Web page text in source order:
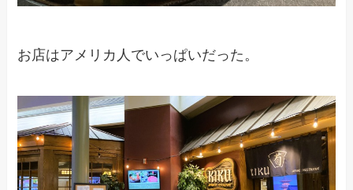
お店はアメリカ人でいっぱいだった。